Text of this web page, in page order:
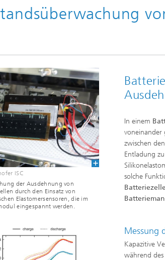
ISC
der Ausdehnung von
durch den Einsatz von
Elastomersensoren, die im
eingespannt werden.
In einem
zwischen
Entladung
solche
Messung
Kapazitive
während des